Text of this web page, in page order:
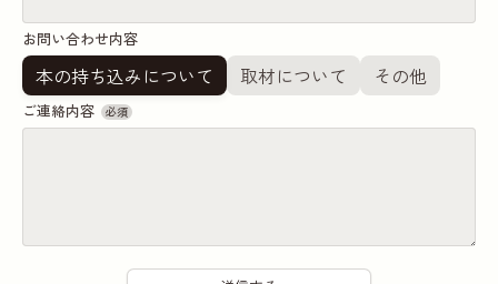
お問い合わせ内容
本の持ち込みについて 取材について その他
ご連絡内容 必須